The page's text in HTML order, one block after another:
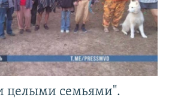
целыми семьями".